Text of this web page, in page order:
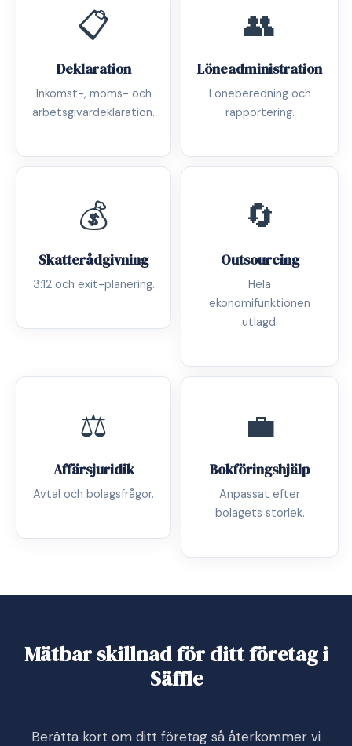
📋
Deklaration
Inkomst-, moms- och
arbetsgivardeklaration.
👥
Löneadministration
Löneberedning och
rapportering.
💰
Skatterådgivning
3:12 och exit-planering.
🔄
Outsourcing
Hela
ekonomifunktionen
utlagd.
⚖️
Affärsjuridik
Avtal och bolagsfrågor.
💼
Bokföringshjälp
Anpassat efter
bolagets storlek.
Mätbar skillnad för ditt företag i
Säffle
Berätta kort om ditt företag så återkommer vi